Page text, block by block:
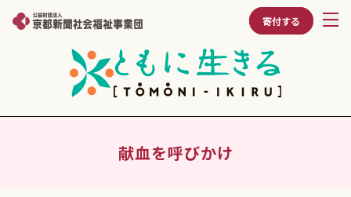
寄付する
献血を呼びかけ